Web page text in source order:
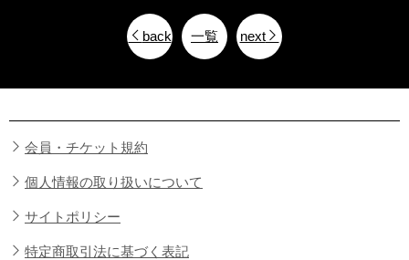
back 一覧 next
会員・チケット規約
個人情報の取り扱いについて
サイトポリシー
特定商取引法に基づく表記